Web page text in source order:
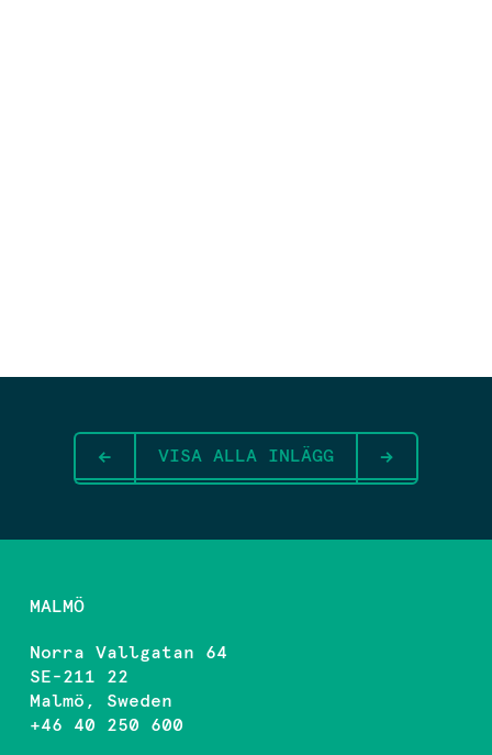
VISA ALLA INLÄGG
MALMÖ
Norra Vallgatan 64
SE-211 22
Malmö, Sweden
+46 40 250 600